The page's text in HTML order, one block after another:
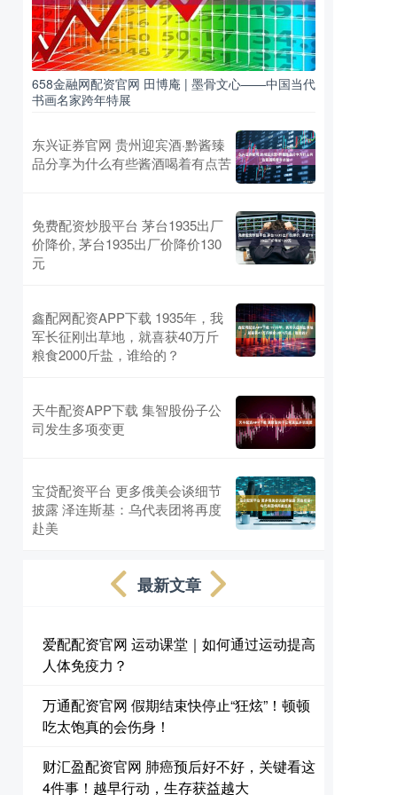
658金融网配资官网 田博庵 | 墨骨文心——中国当代
书画名家跨年特展
东兴证券官网 贵州迎宾酒·黔酱臻
品分享为什么有些酱酒喝着有点苦
免费配资炒股平台 茅台1935出厂
价降价, 茅台1935出厂价降价130
元
鑫配网配资APP下载 1935年，我
军长征刚出草地，就喜获40万斤
粮食2000斤盐，谁给的？
天牛配资APP下载 集智股份子公
司发生多项变更
宝贷配资平台 更多俄美会谈细节
披露 泽连斯基：乌代表团将再度
赴美
最新文章
爱配配资官网 运动课堂｜如何通过运动提高
人体免疫力？
万通配资官网 假期结束快停止“狂炫”！顿顿
吃太饱真的会伤身！
财汇盈配资官网 肺癌预后好不好，关键看这
4件事！越早行动，生存获益越大